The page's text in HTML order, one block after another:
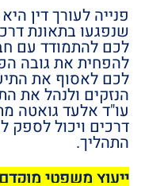
פנייה לעורך דין
שנפגעו בתאונת
לכם להתמודד עם
להפחית את גובה
לכם לאסוף את
הנזקים ולנהל את
עו"ד אלעד גואטה
דרכים ויכול לספק
התהליך.
ייעוץ משפטי